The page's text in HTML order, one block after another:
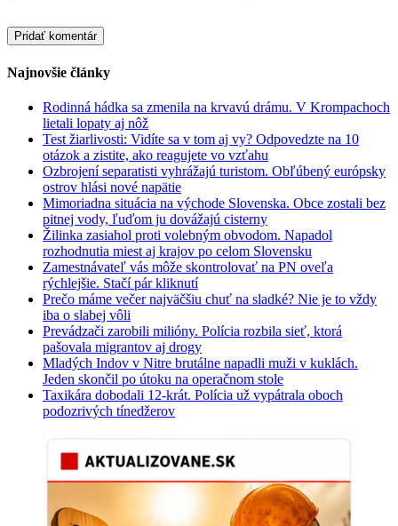
Najnovšie články
Rodinná hádka sa zmenila na krvavú drámu. V Krompachoch
lietali lopaty aj nôž
Test žiarlivosti: Vidíte sa v tom aj vy? Odpovedzte na 10
otázok a zistite, ako reagujete vo vzťahu
Ozbrojení separatisti vyhrážajú turistom. Obľúbený európsky
ostrov hlási nové napätie
Mimoriadna situácia na východe Slovenska. Obce zostali bez
pitnej vody, ľuďom ju dovážajú cisterny
Žilinka zasiahol proti volebným obvodom. Napadol
rozhodnutia miest aj krajov po celom Slovensku
Zamestnávateľ vás môže skontrolovať na PN oveľa
rýchlejšie. Stačí pár kliknutí
Prečo máme večer najväčšiu chuť na sladké? Nie je to vždy
iba o slabej vôli
Prevádzači zarobili milióny. Polícia rozbila sieť, ktorá
pašovala migrantov aj drogy
Mladých Indov v Nitre brutálne napadli muži v kuklách.
Jeden skončil po útoku na operačnom stole
Taxikára dobodali 12-krát. Polícia už vypátrala oboch
podozrivých tínedžerov